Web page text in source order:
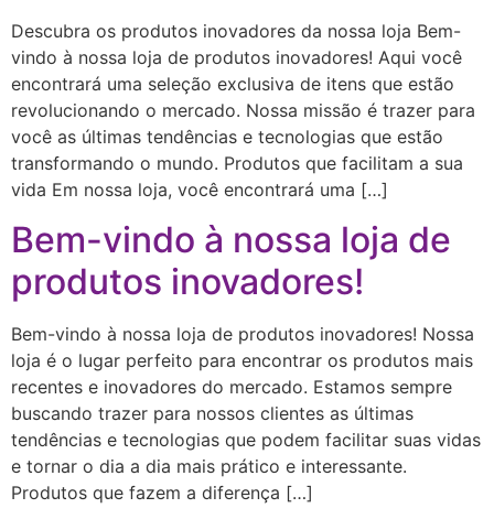
Descubra os produtos inovadores da nossa loja Bem-
vindo à nossa loja de produtos inovadores! Aqui você
encontrará uma seleção exclusiva de itens que estão
revolucionando o mercado. Nossa missão é trazer para
você as últimas tendências e tecnologias que estão
transformando o mundo. Produtos que facilitam a sua
vida Em nossa loja, você encontrará uma […]
Bem-vindo à nossa loja de
produtos inovadores!
Bem-vindo à nossa loja de produtos inovadores! Nossa
loja é o lugar perfeito para encontrar os produtos mais
recentes e inovadores do mercado. Estamos sempre
buscando trazer para nossos clientes as últimas
tendências e tecnologias que podem facilitar suas vidas
e tornar o dia a dia mais prático e interessante.
Produtos que fazem a diferença […]